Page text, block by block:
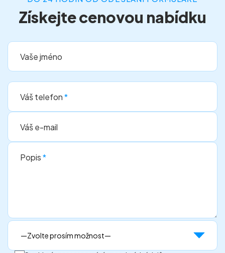
Získejte cenovou nabídku
Vaše jméno
Váš telefon*
Váš e-mail
Popis*